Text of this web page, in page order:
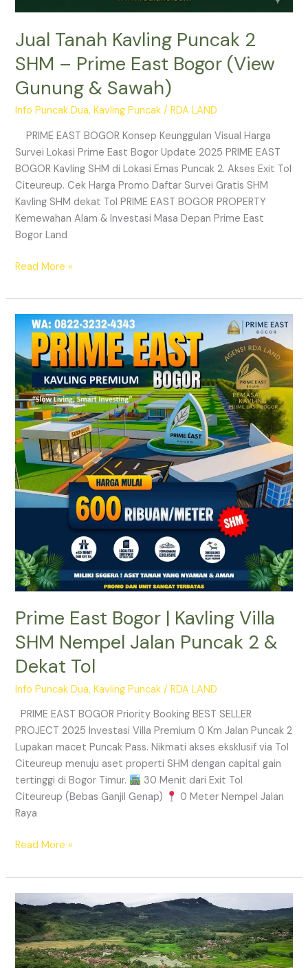
Jual Tanah Kavling Puncak 2
SHM – Prime East Bogor (View
Gunung & Sawah)
Info Puncak Dua,Kavling Puncak /RDA LAND
PRIME EAST BOGOR Konsep Keunggulan Visual Harga
Survei Lokasi Prime East Bogor Update 2025 PRIME EAST
BOGOR Kavling SHM di Lokasi Emas Puncak 2. Akses Exit Tol
Citeureup. Cek Harga Promo Daftar Survei Gratis SHM
Kavling SHM dekat Tol PRIME EAST BOGOR PROPERTY
Kemewahan Alam & Investasi Masa Depan Prime East
Bogor Land
Read More »
Prime East Bogor | Kavling Villa
SHM Nempel Jalan Puncak 2 &
Dekat Tol
Info Puncak Dua,Kavling Puncak /RDA LAND
PRIME EAST BOGOR Priority Booking BEST SELLER
PROJECT 2025 Investasi Villa Premium 0 Km Jalan Puncak 2
Lupakan macet Puncak Pass. Nikmati akses eksklusif via Tol
Citeureup menuju aset properti SHM dengan capital gain
tertinggi di Bogor Timur.
30 Menit dari Exit Tol
Citeureup (Bebas Ganjil Genap)
0 Meter Nempel Jalan
Raya
Prime
East
Bogor
|
Kavling
Villa
SHM
Nempel
Jalan
Puncak
2
Read More »
Tanah
Kavling
Villa
Prime